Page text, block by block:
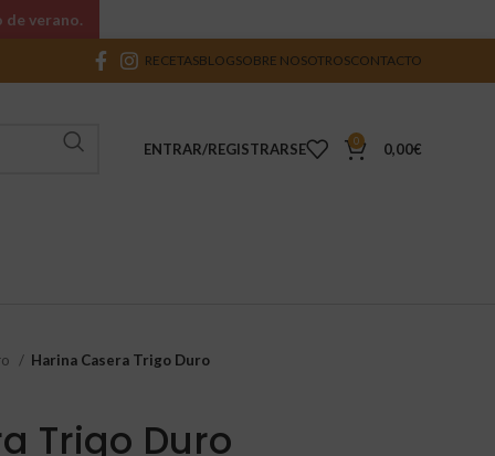
RECETASBLOGSOBRE NOSOTROSCONTACTO
ENTRAR/REGISTRARSE 0 0,00€
Harina Casera Trigo Duro
Trigo Duro
verano.